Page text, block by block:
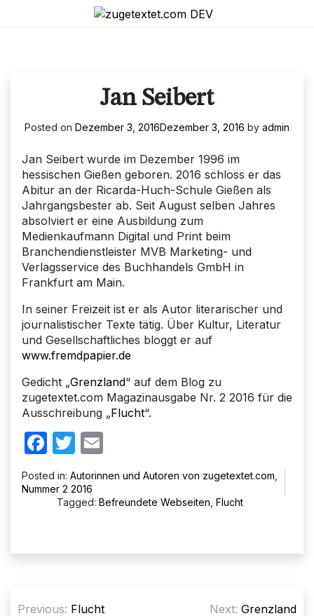
Jan Seibert
Posted on Dezember 3, 2016Dezember 3, 2016 by admin
Jan Seibert wurde im Dezember 1996 im
hessischen Gießen geboren. 2016 schloss er das
Abitur an der Ricarda-Huch-Schule Gießen als
Jahrgangsbester ab. Seit August selben Jahres
absolviert er eine Ausbildung zum
Medienkaufmann Digital und Print beim
Branchendienstleister MVB Marketing- und
Verlagsservice des Buchhandels GmbH in
Frankfurt am Main.
In seiner Freizeit ist er als Autor literarischer und
journalistischer Texte tätig. Über Kultur, Literatur
und Gesellschaftliches bloggt er auf
www.fremdpapier.de
Gedicht „Grenzland“ auf dem Blog zu
zugetextet.com Magazinausgabe Nr. 2 2016 für die
Ausschreibung „Flucht“.
Facebook
Twitter
Posted in: Autorinnen und Autoren von zugetextet.com
Nummer 2 2016
Tagged: Befreundete Webseiten Flucht
Previous: Flucht Next: Grenzland